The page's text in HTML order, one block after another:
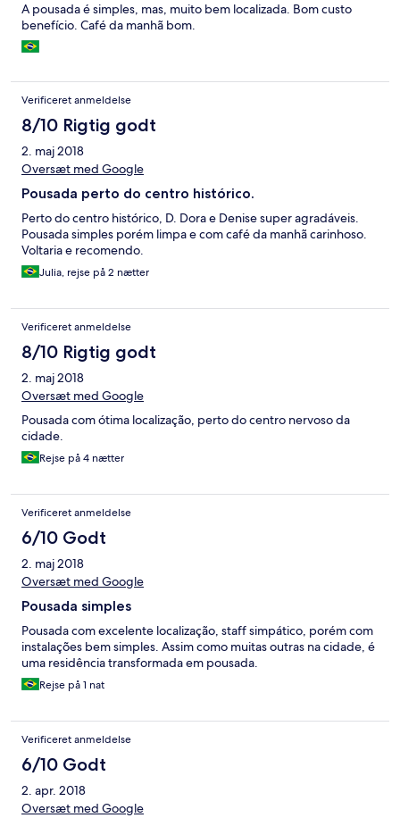
A pousada é simples, mas, muito bem localizada. Bom custo
benefício. Café da manhã bom.
Verificeret anmeldelse
8/10 Rigtig godt
2. maj 2018
Oversæt med Google
Pousada perto do centro histórico.
Perto do centro histórico, D. Dora e Denise super agradáveis.
Pousada simples porém limpa e com café da manhã carinhoso.
Voltaria e recomendo.
Julia, rejse på 2 nætter
Verificeret anmeldelse
8/10 Rigtig godt
2. maj 2018
Oversæt med Google
Pousada com ótima localização, perto do centro nervoso da
cidade.
Rejse på 4 nætter
Verificeret anmeldelse
6/10 Godt
2. maj 2018
Oversæt med Google
Pousada simples
Pousada com excelente localização, staff simpático, porém com
instalações bem simples. Assim como muitas outras na cidade, é
uma residência transformada em pousada.
Rejse på 1 nat
Verificeret anmeldelse
6/10 Godt
2. apr. 2018
Oversæt med Google